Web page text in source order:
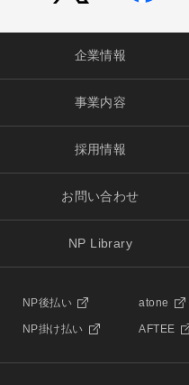
企業情報
事業内容
採用情報
お問い合わせ
NP Library
NP後払い atone
NP掛け払い AFTEE